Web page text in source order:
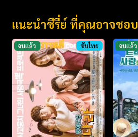
แนะนำซีรี่ย์ ที่คุณอาจชอบ
จบแล้ว ซับไทย จบแล้ว